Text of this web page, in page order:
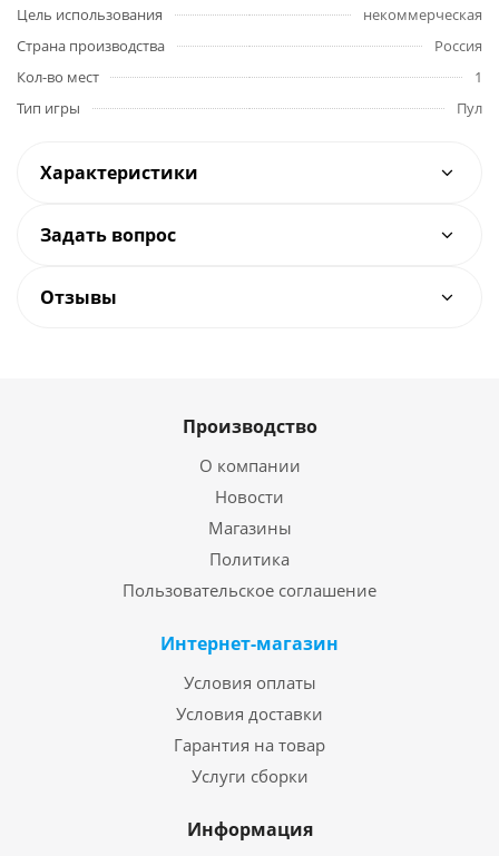
Цель использования
некоммерческая
Страна производства
Россия
Кол-во мест
1
Тип игры
Пул
Характеристики
Задать вопрос
Отзывы
Производство
О компании
Новости
Магазины
Политика
Пользовательское соглашение
Интернет-магазин
Условия оплаты
Условия доставки
Гарантия на товар
Услуги сборки
Информация